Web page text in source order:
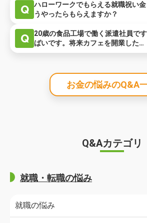
Q
ハローワークでもらえる就職祝い
うやったらもらえますか？
Q
20歳の食品工場で働く派遣社員で
ばいです。将来カフェを開業した…
お金の悩みのQ&A
Q&Aカテゴリ
就職・転職の悩み
就職の悩み